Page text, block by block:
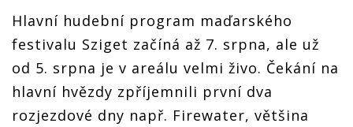
Hlavní hudební program maďarského
festivalu Sziget začíná až 7. srpna, ale už
od 5. srpna je v areálu velmi živo. Čekání na
hlavní hvězdy zpříjemnili první dva
rozjezdové dny např. Firewater, většina